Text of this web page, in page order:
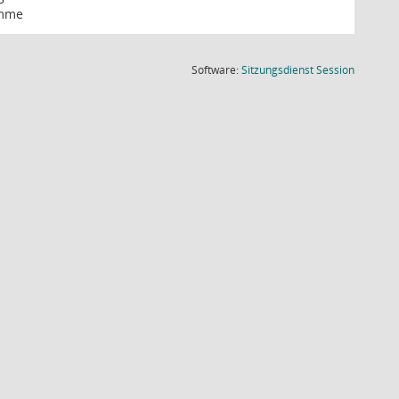
Software:SitzungsdienstSession(Wird in